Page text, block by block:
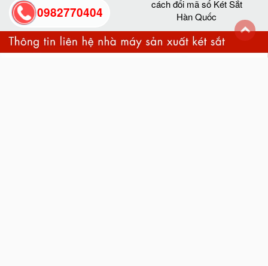
cách đổi mã số Két Sắt
Hàn Quốc
0982770404
back